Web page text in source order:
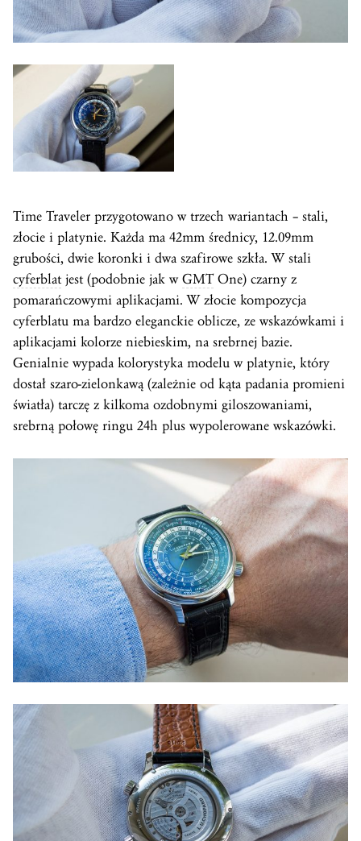
Time Traveler przygotowano w trzech wariantach – stali,
złocie i platynie. Każda ma 42mm średnicy, 12.09mm
grubości, dwie koronki i dwa szafirowe szkła. W stali
cyferblatjest (podobnie jak wGMTOne) czarny z
pomarańczowymi aplikacjami. W złocie kompozycja
cyferblatu ma bardzo eleganckie oblicze, ze wskazówkami i
aplikacjami kolorze niebieskim, na srebrnej bazie.
Genialnie wypada kolorystyka modelu w platynie, który
dostał szaro-zielonkawą (zależnie od kąta padania promieni
światła) tarczę z kilkoma ozdobnymi giloszowaniami,
srebrną połowę ringu 24h plus wypolerowane wskazówki.